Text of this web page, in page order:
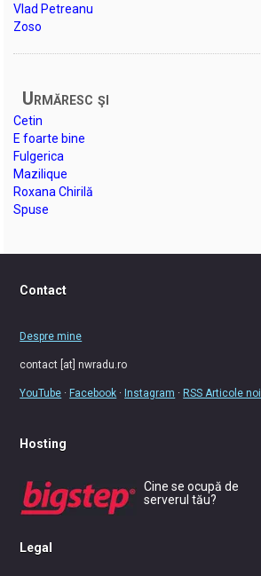
Vlad Petreanu
Zoso
Urmăresc şi
Cetin
E foarte bine
Fulgerica
Mazilique
Roxana Chirilă
Spuse
Contact
Despre mine
contact [at] nwradu.ro
YouTube · Facebook · Instagram · RSS Articole noi
Hosting
Cine se ocupă de
serverul tău?
Legal